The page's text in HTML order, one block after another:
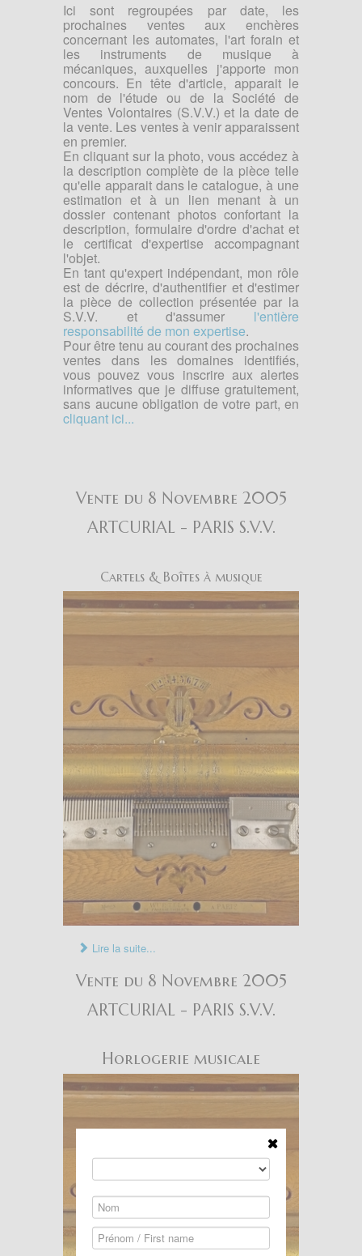
Ici sont regroupées par date, les
prochaines ventes aux enchères
concernant les automates, l'art forain et
les instruments de musique à
mécaniques, auxquelles j'apporte mon
concours. En tête d'article, apparait le
nom de l'étude ou de la Société de
Ventes Volontaires (S.V.V.) et la date de
la vente. Les ventes à venir apparaissent
en premier.
En cliquant sur la photo, vous accédez à
la description complète de la pièce telle
qu'elle apparait dans le catalogue, à une
estimation et à un lien menant à un
dossier contenant photos confortant la
description, formulaire d'ordre d'achat et
le certificat d'expertise accompagnant
l'objet.
En tant qu'expert indépendant, mon rôle
est de décrire, d'authentifier et d'estimer
la pièce de collection présentée par la
S.V.V. et d'assumer l'entière
responsabilité de mon expertise.
Pour être tenu au courant des prochaines
ventes dans les domaines identifiés,
vous pouvez vous inscrire aux alertes
informatives que je diffuse gratuitement,
sans aucune obligation de votre part, en
cliquant ici...
Vente du 8 Novembre 2005
ARTCURIAL - PARIS S.V.V.
Cartels & Boîtes à musique
Lire la suite...
Vente du 8 Novembre 2005
ARTCURIAL - PARIS S.V.V.
Horlogerie musicale